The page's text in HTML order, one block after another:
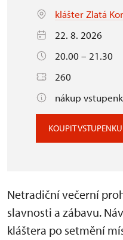
klášter Zlatá
22. 8. 2026
20.00 – 21.30
260
nákup
KOUPIT VSTUPENKU
Netradiční večerní
slavnosti a zábavu.
kláštera po setmění